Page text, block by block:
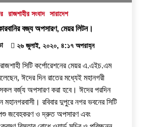
রাজশাহীর সংবাদ সারাদেশ
বজ্য অপসারণ, মেয়র লিটন।
২৬ জুলাই, ২০২০, ৪:১৭ অপরাহ্ন
সিটি কর্পোরেশনের মেয়র এ.এইচ.এম
ঈদের দিন রাতের মধ্যেই মহানগরী
বর্জ্য অপসারণ করা হবে। ঈদের পরদিন
মহানগরবাসী। রবিবার দুপুরে নগর ভবনের সিটি
জবেহকরণ ও দ্রুত অপসারণ এবং